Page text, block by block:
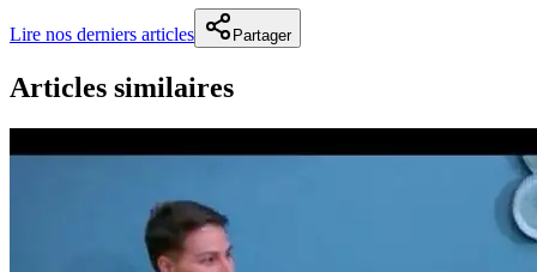
Lire nos derniers articles Partager
Articles similaires